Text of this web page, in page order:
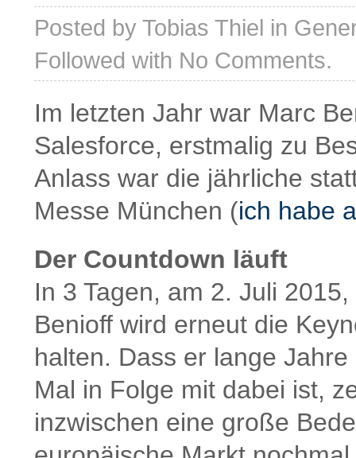
Posted by Tobias Thiel in
Followed with No Comments.
Im letzten Jahr war Marc
Salesforce, erstmalig zu
Anlass war die jährliche
Messe München (ich habe
Der Countdown läuft
In 3 Tagen, am 2. Juli
Benioff wird erneut die
halten. Dass er lange
Mal in Folge mit dabei ist,
inzwischen eine große